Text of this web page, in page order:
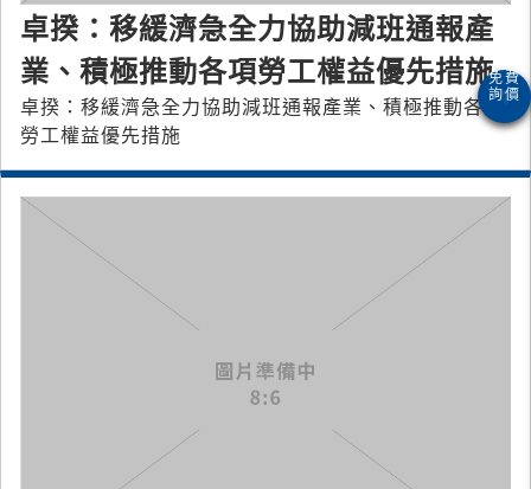
卓揆：移緩濟急全力協助減班通報產
業、積極推動各項勞工權益優先措施
卓揆：移緩濟急全力協助減班通報產業、積極推動各項
勞工權益優先措施